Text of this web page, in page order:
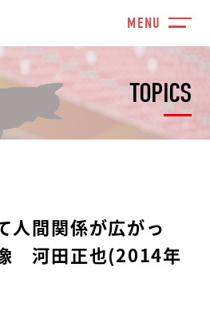
TOPICS
人間関係が広がっ
河田正也(2014年